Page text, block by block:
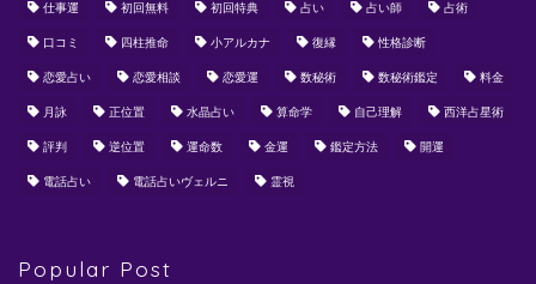
仕事運 初回無料 初回特典 占い 占い師 占術
口コミ 四柱推命 小アルカナ 復縁 性格診断
恋愛占い 恋愛相談 恋愛運 数秘術 数秘術鑑定 料金
月詠 正位置 水晶占い 算命学 自己理解 西洋占星術
評判 逆位置 運命数 金運 鑑定方法 開運
電話占い 電話占いヴェルニ 霊視
Popular Post